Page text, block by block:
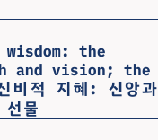
the
and vision; the
적 지혜: 신앙과
물